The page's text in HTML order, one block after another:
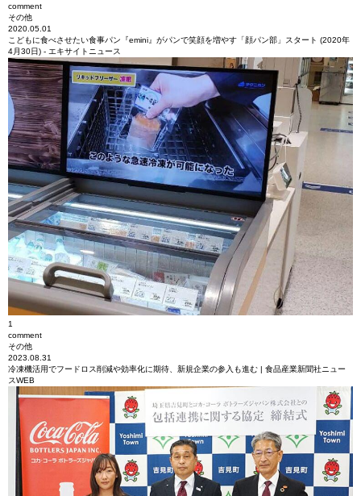
comment
その他
2020.05.01
こどもに食べさせたい食事パン『emini』がパンで笑顔を増やす「顔パン部」スタート (2020年
4月30日) - エキサイトニュース
1
comment
その他
2023.08.31
冷凍機活用でフードロス削減や効率化に期待、新規企業の参入も進む | 食品産業新聞社ニュー
スWEB